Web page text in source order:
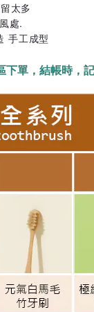
太多
處.
手工成型
下單，結帳時，